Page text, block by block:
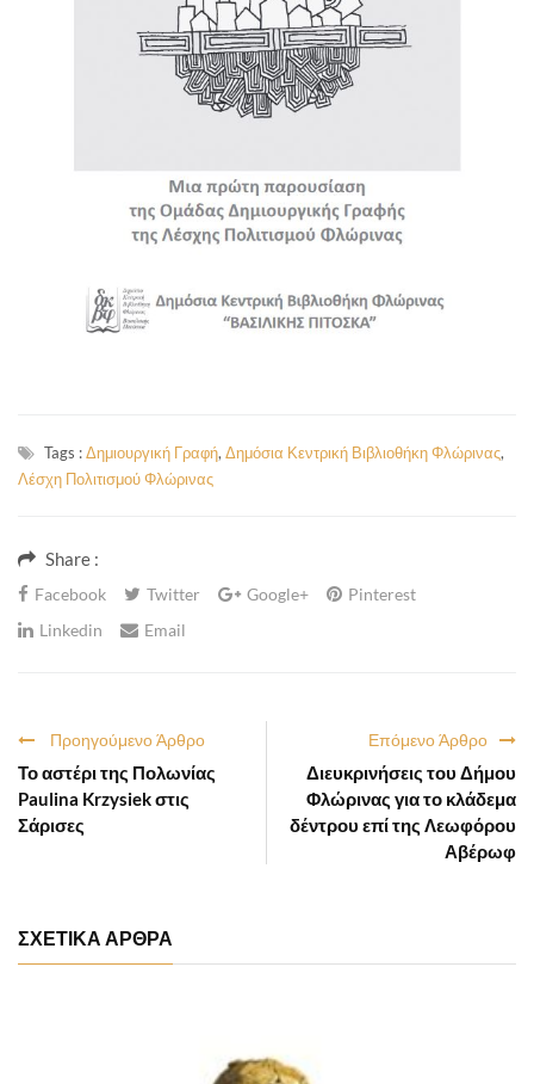
Tags :Δημιουργική Γραφή, Δημόσια Κεντρική Βιβλιοθήκη Φλώρινας,
Λέσχη Πολιτισμού Φλώρινας
Share :
Facebook Twitter Google+
Pinterest
Linkedin
Email
Επόμενο Άρθρο
Διευκρινήσεις του Δήμου
Φλώρινας για το κλάδεμα
δέντρου επί της Λεωφόρου
Αβέρωφ
Προηγούμενο Άρθρο
Το αστέρι της Πολωνίας
Paulina Krzysiek στις
Σάρισες
ΣΧΕΤΙΚΑ ΑΡΘΡΑ